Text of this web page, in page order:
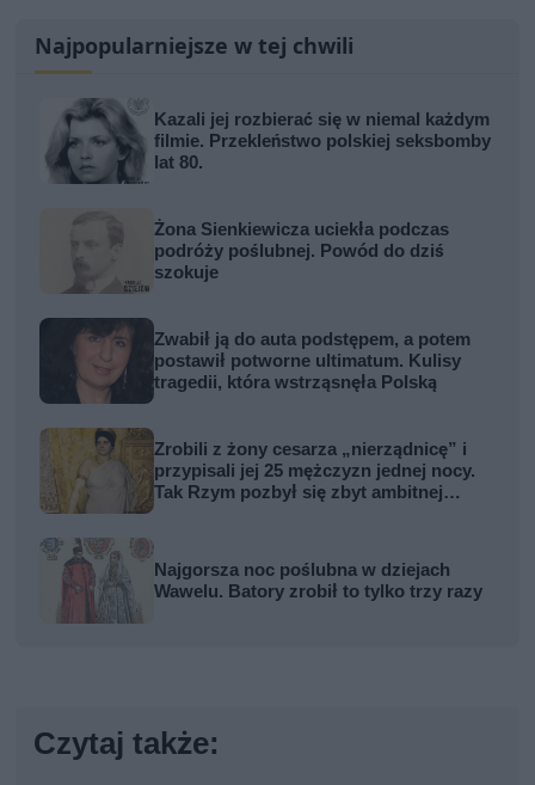
Najpopularniejsze w tej chwili
Kazali jej rozbierać się w niemal każdym
filmie. Przekleństwo polskiej seksbomby
lat 80.
Żona Sienkiewicza uciekła podczas
podróży poślubnej. Powód do dziś
szokuje
Zwabił ją do auta podstępem, a potem
postawił potworne ultimatum. Kulisy
tragedii, która wstrząsnęła Polską
Zrobili z żony cesarza „nierządnicę” i
przypisali jej 25 mężczyzn jednej nocy.
Tak Rzym pozbył się zbyt ambitnej
Najgorsza noc poślubna w dziejach
Wawelu. Batory zrobił to tylko trzy razy
Czytaj także: